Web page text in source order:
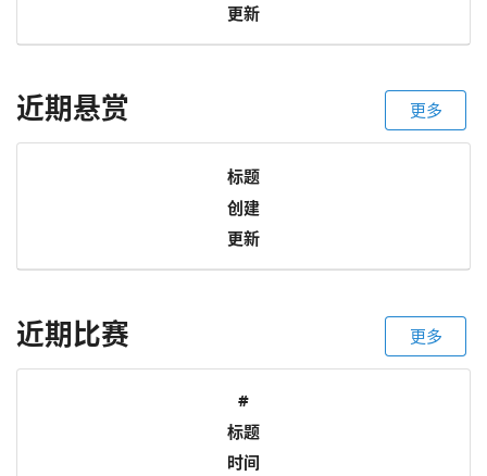
更新
近期悬赏 更多
标题
创建
更新
近期比赛 更多
#
标题
时间